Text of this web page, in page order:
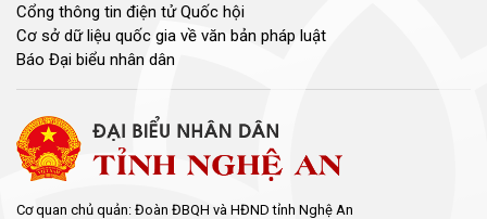
Cổng thông tin điện tử Quốc hội
Cơ sở dữ liệu quốc gia về văn bản pháp luật
Báo Đại biểu nhân dân
Cơ quan chủ quản: Đoàn ĐBQH và HĐND tỉnh Nghệ An